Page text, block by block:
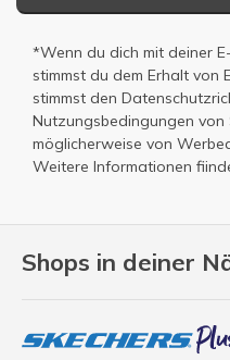
Shops in deiner
*Wenn du dich mit deiner
stimmst du dem Erhalt von
stimmst den
Nutzungsbedingungen von
möglicherweise von
Weitere Informationen